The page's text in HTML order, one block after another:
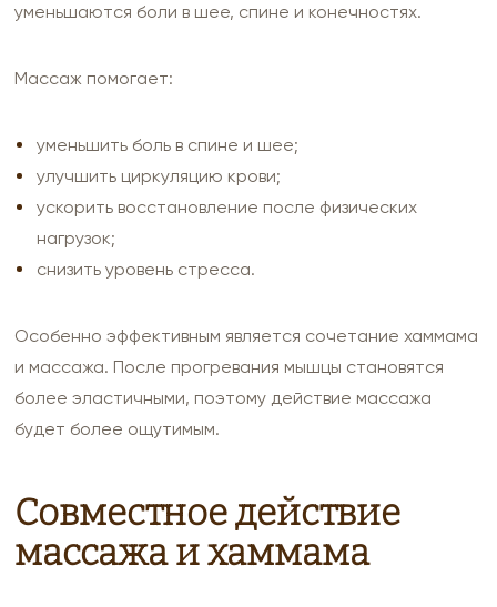
уменьшаются боли в шее, спине и конечностях.
Массаж помогает:
уменьшить боль в спине и шее;
улучшить циркуляцию крови;
ускорить восстановление после физических
нагрузок;
снизить уровень стресса.
Особенно эффективным является сочетание хаммама
и массажа. После прогревания мышцы становятся
более эластичными, поэтому действие массажа
будет более ощутимым.
Совместное действие
массажа и хаммама